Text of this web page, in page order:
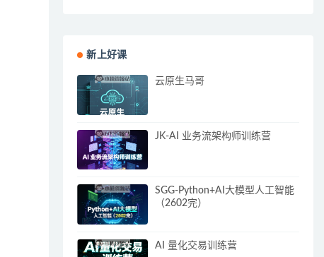
新上好课
云原生马哥
JK-AI 业务流架构师训练营
SGG-Python+AI大模型人工智能
（2602完）
AI 量化交易训练营